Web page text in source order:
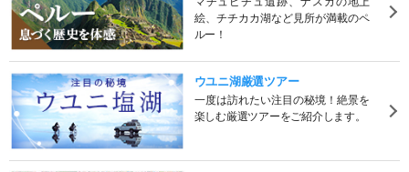
絵、チチカカ湖など見所が満載のペ
ルー！
ウユニ湖厳選ツアー
一度は訪れたい注目の秘境！絶景を
楽しむ厳選ツアーをご紹介します。